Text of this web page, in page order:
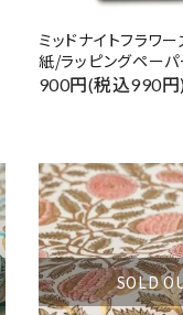
ミッドナイトフラワ
紙/ラッピングペーパ
900円(税込990円)
SOLD